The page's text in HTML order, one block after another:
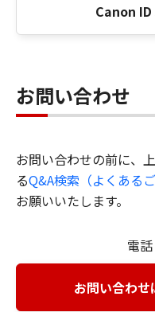
Canon ID
お問い合わせ
お問い合わせの前に、
るQ&A検索（よくあるご
お願いいたします。
電
お問い合わ